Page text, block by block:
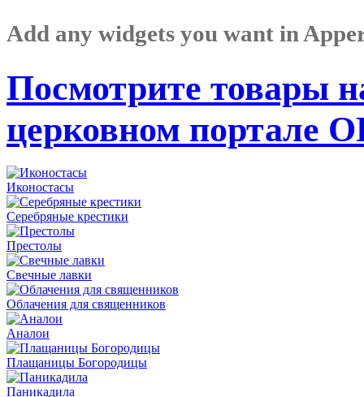
Add any widgets you want in
Посмотрите товары
церковном портале
Иконостасы
Серебряные крестики
Престолы
Свечные лавки
Облачения для священников
Аналои
Плащаницы Богородицы
Паникадила